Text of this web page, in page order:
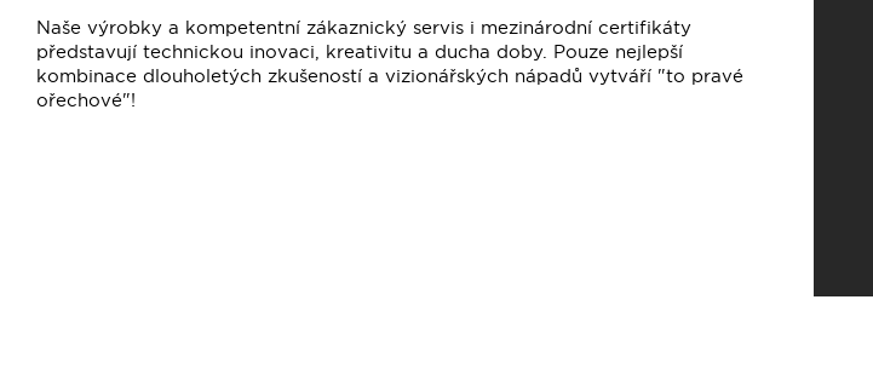
Naše výrobky a kompetentní zákaznický servis i mezinárodní certifikáty
představují technickou inovaci, kreativitu a ducha doby. Pouze nejlepší
kombinace dlouholetých zkušeností a vizionářských nápadů vytváří "to pravé
ořechové"!